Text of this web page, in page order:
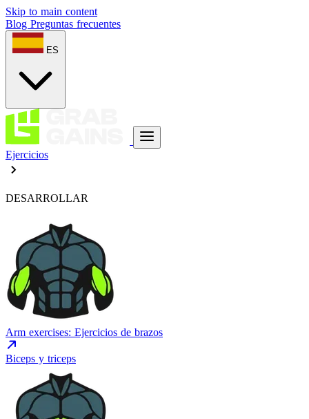
Skip to main content
Blog Preguntas frecuentes
ES
Ejercicios
DESARROLLAR
Arm exercises: Ejercicios de brazos
Biceps y triceps